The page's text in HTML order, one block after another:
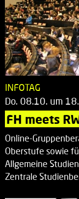
INFOTAG
Do. 08.10. um
FH meets
Online-
Oberstufe sowie
Allgemeine
Zentrale